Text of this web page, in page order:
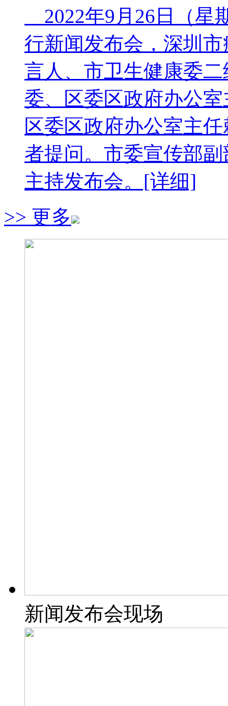
2022年9月26日（星
行新闻发布会，深圳
言人、市卫生健康委
委、区委区政府办公
区委区政府办公室主
者提问。市委宣传部
主持发布会。[详细]
>> 更多
新闻发布会现场